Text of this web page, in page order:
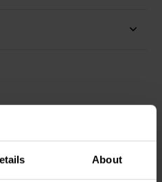
About
hohe Empfindlichkeit und ein
auszeichnen, sowohl in als auch
Auflösung und seine natürliche
Audio-Performance der PS-Serie
des Lautsprechers
anderen Open-Back-Designs